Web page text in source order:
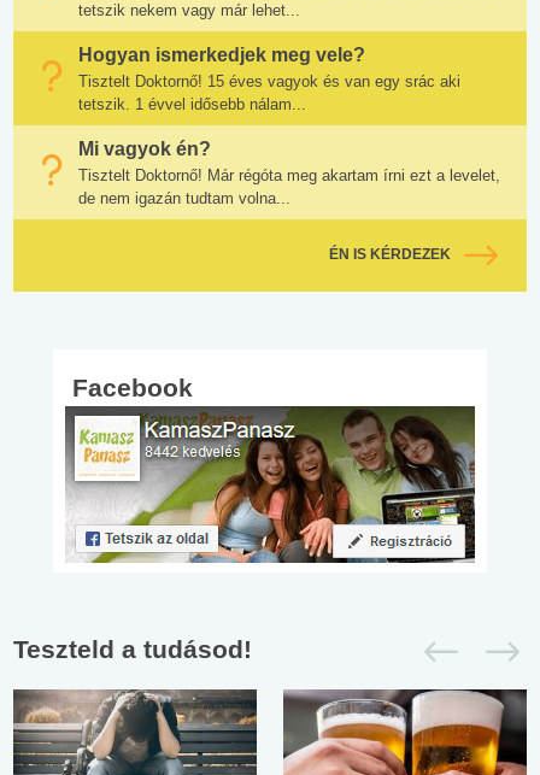
tetszik nekem vagy már lehet...
Hogyan ismerkedjek meg vele?
Tisztelt Doktornő! 15 éves vagyok és van egy srác aki
tetszik. 1 évvel idősebb nálam...
Mi vagyok én?
Tisztelt Doktornő! Már régóta meg akartam írni ezt a levelet,
de nem igazán tudtam volna...
ÉN IS KÉRDEZEK
Facebook
Teszteld a tudásod!